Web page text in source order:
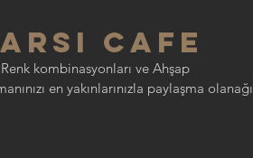
CAFE
kombinasyonları ve Ahşap
en yakınlarınızla paylaşma olanağı